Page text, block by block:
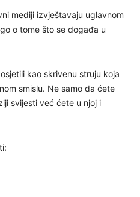
mediji izvještavaju uglavnom
o tome što se događa u
kao skrivenu struju koja
smislu. Ne samo da ćete
svijesti već ćete u njoj i